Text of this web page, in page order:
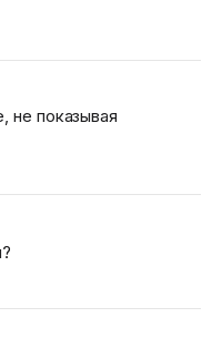
не показывая